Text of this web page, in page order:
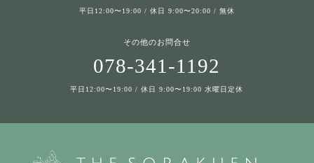
平日12:00〜19:00 / 休日 9:00〜20:00 / 無休
その他のお問合せ
078-341-1192
平日12:00〜19:00 / 休日 9:00〜19:00 水曜日定休